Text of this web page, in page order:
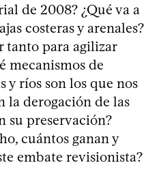
de 2008? ¿Qué va a
costeras y arenales?
tanto para agilizar
mecanismos de
y ríos son los que nos
la derogación de las
su preservación?
cuántos ganan y
embate revisionista?